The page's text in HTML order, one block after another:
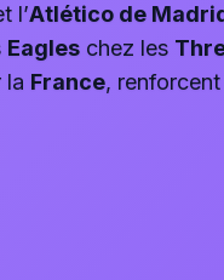
l’Atlético de
Eagles chez les
la France, renforcent